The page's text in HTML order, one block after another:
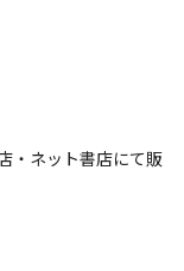
・ネット書店にて販